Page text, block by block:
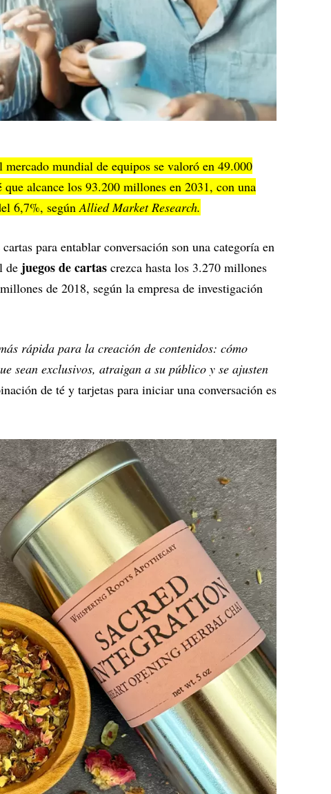
mercado mundial de equipos se valoró en 49.000
alcance los 93.200 millones en 2031, con una
6,7%, segúnAllied Market Research.
para entablar conversación son una categoría en
de juegos de cartas crezca hasta los 3.270 millones
de 2018, según la empresa de investigación
rápida para la creación de contenidos: cómo
sean exclusivos, atraigan a su público y se ajusten
de té y tarjetas para iniciar una conversación es